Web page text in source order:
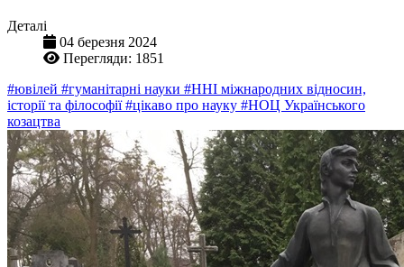
Деталі
04 березня 2024
Перегляди: 1851
#ювілей #гуманітарні науки #ННІ міжнародних відносин,
історії та філософії#цікаво про науку #НОЦ Українського
козацтва